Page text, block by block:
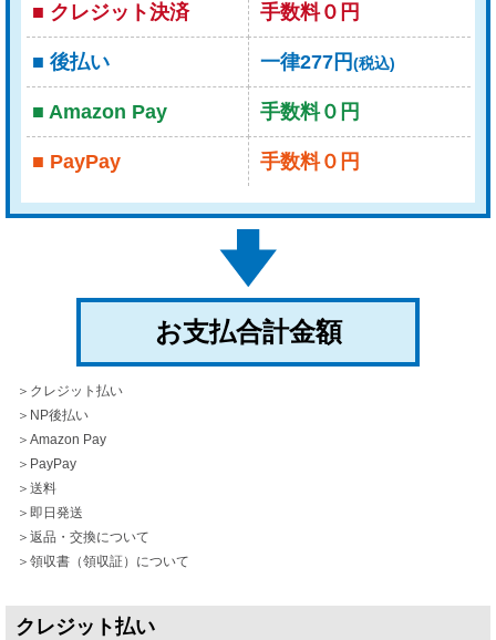
■ クレジット決済 手数料０円
■ 後払い 一律277円(税込)
■ Amazon Pay 手数料０円
■ PayPay 手数料０円
お支払合計金額
＞クレジット払い
＞NP後払い
＞Amazon Pay
＞PayPay
＞送料
＞即日発送
＞返品・交換について
＞領収書（領収証）について
クレジット払い